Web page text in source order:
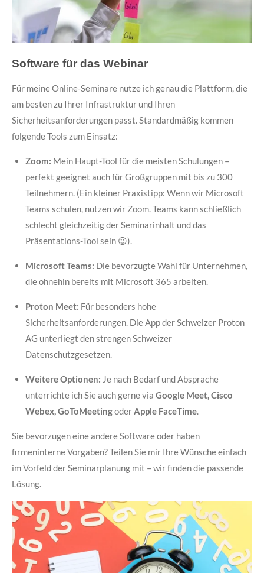
Software für das Webinar
Für meine Online-Seminare nutze ich genau die Plattform, die
am besten zu Ihrer Infrastruktur und Ihren
Sicherheitsanforderungen passt. Standardmäßig kommen
folgende Tools zum Einsatz:
Zoom: Mein Haupt-Tool für die meisten Schulungen –
perfekt geeignet auch für Großgruppen mit bis zu 300
Teilnehmern. (Ein kleiner Praxistipp: Wenn wir Microsoft
Teams schulen, nutzen wir Zoom. Teams kann schließlich
schlecht gleichzeitig der Seminarinhalt und das
Präsentations-Tool sein 😉).
Microsoft Teams: Die bevorzugte Wahl für Unternehmen,
die ohnehin bereits mit Microsoft 365 arbeiten.
Proton Meet: Für besonders hohe
Sicherheitsanforderungen. Die App der Schweizer Proton
AG unterliegt den strengen Schweizer
Datenschutzgesetzen.
Weitere Optionen: Je nach Bedarf und Absprache
unterrichte ich Sie auch gerne via Google Meet, Cisco
Webex, GoToMeetingoderApple FaceTime.
Sie bevorzugen eine andere Software oder haben
firmeninterne Vorgaben? Teilen Sie mir Ihre Wünsche einfach
im Vorfeld der Seminarplanung mit – wir finden die passende
Lösung.